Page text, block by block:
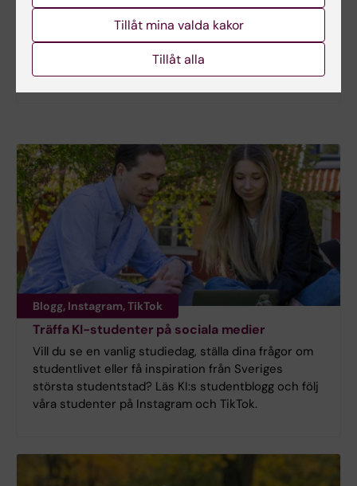
Mer information
Programwebb - för dig som är student
Blogg, Instagram, TikTok
Träffa KI-studenter på sociala medier
Vill du se en vanlig studiedag, ställa dina frågor om
studentlivet eller få inspiration från Sveriges
största studentstad? Läs KI:s studentblogg och följ
våra studenter på Instagram och TikTok.
Tillåt mina valda kakor
Tillåt alla